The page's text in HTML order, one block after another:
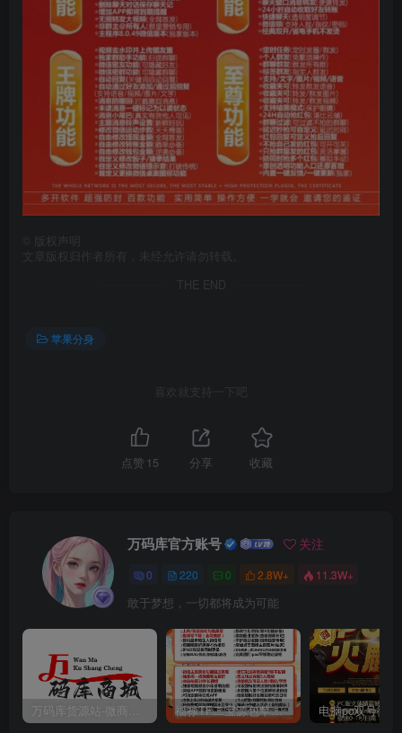
版权声明
文章版权归作者所有，未经允许请勿转载。
THE END
苹果分身
喜欢就支持一下吧
点赞 15 分享 收藏
万码库官方账号 关注
0 220 0 2.8W+ 11.3W+
敢于梦想，一切都将成为可能
万码库货源站-微商软件激活码商城-苹果安卓微信多开分身 福禄TF二宝源包苹果微信多开分身官网,带百款功能正版福禄授权